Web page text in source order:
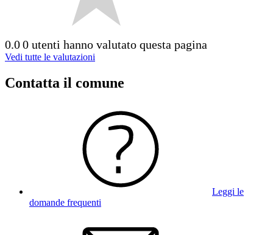
0.00 utenti hanno valutato questa pagina
Vedi tutte le valutazioni
Contatta il comune
Leggi le
domande frequenti